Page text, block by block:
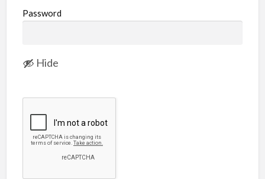
Password
Hide